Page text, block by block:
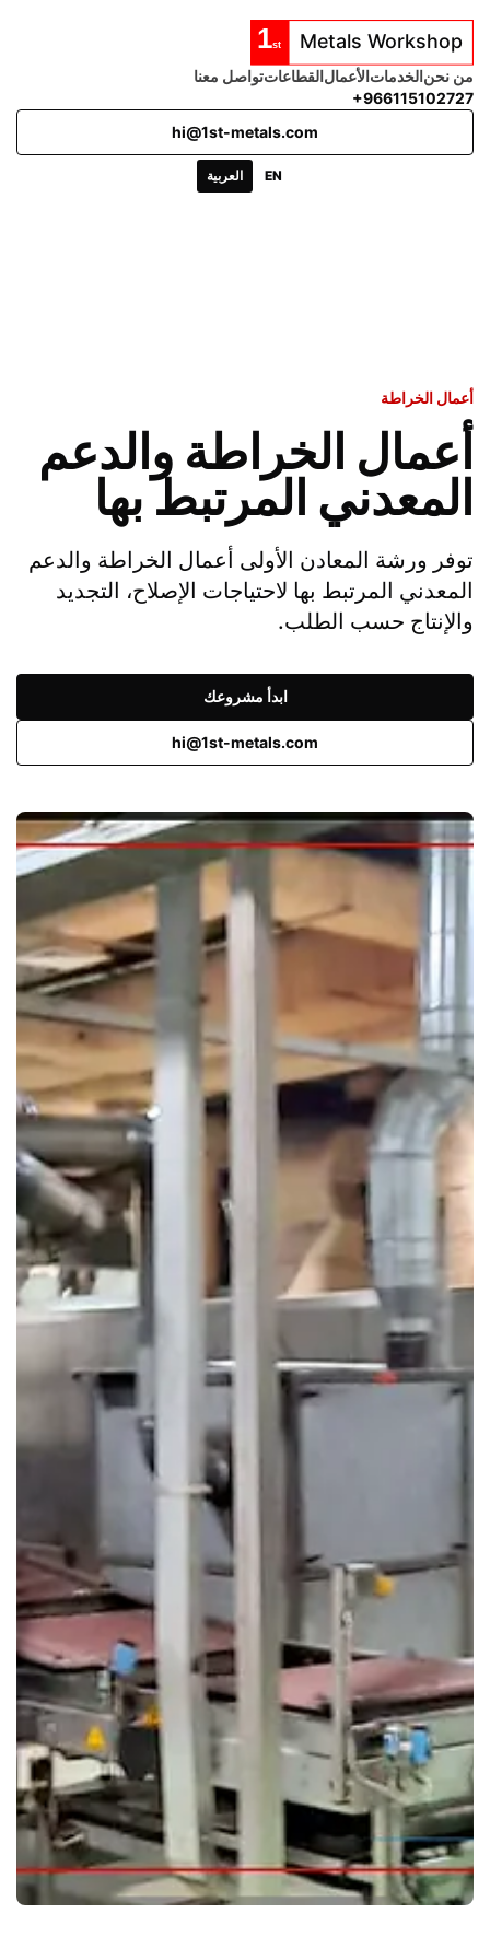
من نحنالخدماتالأعمالالقطاعاتتواصل معنا
+966115102727
hi@1st-metals.com
EN العربية
أعمال الخراطة
أعمال الخراطة والدعم
المعدني المرتبط بها
توفر ورشة المعادن الأولى أعمال الخراطة والدعم
المعدني المرتبط بها لاحتياجات الإصلاح، التجديد
والإنتاج حسب الطلب.
ابدأ مشروعك
hi@1st-metals.com